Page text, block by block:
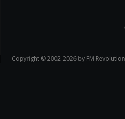
Copyright © 2002-2026 by FM Revolution